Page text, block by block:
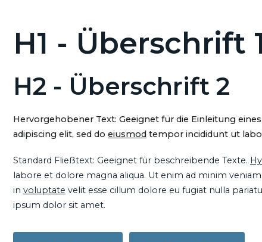
H1 - Überschrift
H2 - Überschrift 2
Hervorgehobener Text: Geeignet für die Einleitung
adipiscing elit, sed do eiusmod tempor incididunt ut
Standard Fließtext: Geeignet für beschreibende Texte.
labore et dolore magna aliqua. Ut enim ad minim
in voluptate velit esse cillum dolore eu fugiat nulla
ipsum dolor sit amet.